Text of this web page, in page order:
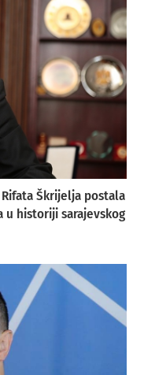
Škrijelja postala
u historiji sarajevskog